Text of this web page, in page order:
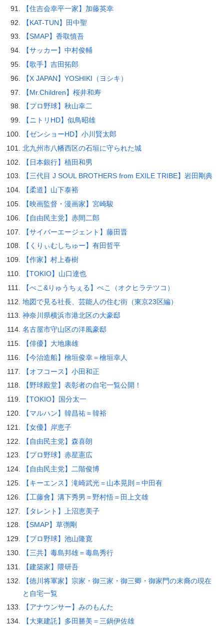
【住吉会幸平一家】加藤英幸
【KAT-TUN】田中聖
【SMAP】香取慎吾
【サッカー】中村俊輔
【歌手】吉田拓郎
【X JAPAN】YOSHIKI（ヨシキ）
【Mr.Children】桜井和寿
【プロ野球】秋山幸二
【ニトリHD】似鳥昭雄
【ゼンショーHD】小川賢太郎
北九州市八幡西区の石垣に守られた城
【日本銀行】植田和男
【三代目 J SOUL BROTHERS from EXILE TRIBE】岩田剛典
【柔道】山下泰裕
【映画監督・漫画家】宮崎駿
【自由民主党】赤間二郎
【サイバーエージェント】藤田晋
【くりぃむしちゅー】有田哲平
【作家】村上春樹
【TOKIO】山口達也
【ぺこ&りゅうちぇる】ぺこ（オクヒラテツコ）
地図で見る社長、芸能人の住む街（東京23区編）
神奈川県横浜市港北区の大豪邸
名古屋市守山区の洋風豪邸
【俳優】大地康雄
【今治造船】檜垣俊幸＝檜垣幸人
【オフコース】小田和正
【野球殿堂】表彰者の自宅一覧公開！
【TOKIO】国分太一
【マルハン】韓昌祐＝韓裕
【女優】岸恵子
【自由民主党】森喜朗
【プロ野球】赤星憲広
【自由民主党】二階俊博
【キーエンス】滝崎武光＝山本晃則＝中田有
【工藤會】溝下秀男＝野村悟＝田上文雄
【タレント】上沼恵美子
【SMAP】草彅剛
【プロ野球】池山隆寛
【三共】毒島邦雄＝毒島秀行
【建築家】隈研吾
【徳川将軍家】宗家・御三家・御三卿・御家門の末裔の現在
と自宅一覧
【アナウンサー】みのもんた
【大東建託】多田勝美＝三鍋伊佐雄